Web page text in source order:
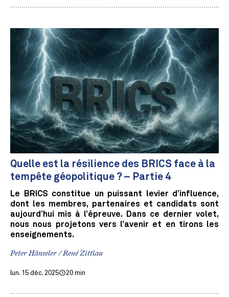
Quelle est la résilience des BRICS face à la
tempête géopolitique ? – Partie 4
Le BRICS constitue un puissant levier d’influence,
dont les membres, partenaires et candidats sont
aujourd’hui mis à l’épreuve. Dans ce dernier volet,
nous nous projetons vers l’avenir et en tirons les
enseignements.
Peter Hänseler / René Zittlau
lun. 15 déc. 2025 20 min